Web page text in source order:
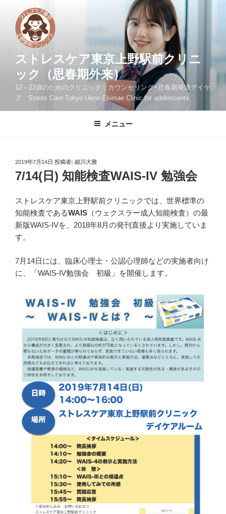
ストレスケア東京上野駅前クリニ
ック（思春期外来）
12～22歳のためのクリニック：カウンセリング×思春期発達デイケ
ア Stress Care Tokyo Ueno Ekimae Clinic for adolescents
メニュー
投
稿
日:
2019年7月14日 投稿者: 細川大雅
7/14(日) 知能検査WAIS-IV 勉強会
ストレスケア東京上野駅前クリニックでは、世界標準の
知能検査であるWAIS （ウェクスラー成人知能検査）の最
新版WAIS-IVを、2018年8月の発刊直後より実施していま
す。
7月14日には、臨床心理士・公認心理師などの実施者向け
に、「WAIS-IV勉強会 初級」を開催します。